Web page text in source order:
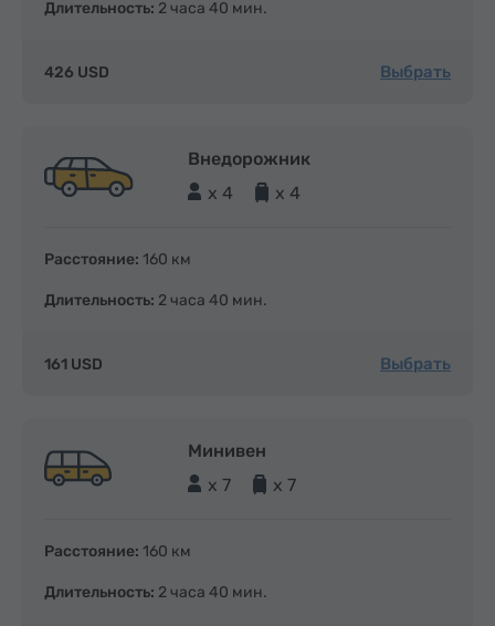
Длительность: 2 часа 40 мин.
426 USD Выбрать
Внедорожник
x 4
x 4
Расстояние: 160 км
Длительность: 2 часа 40 мин.
161 USD Выбрать
Минивен
x 7
x 7
Расстояние: 160 км
Длительность: 2 часа 40 мин.